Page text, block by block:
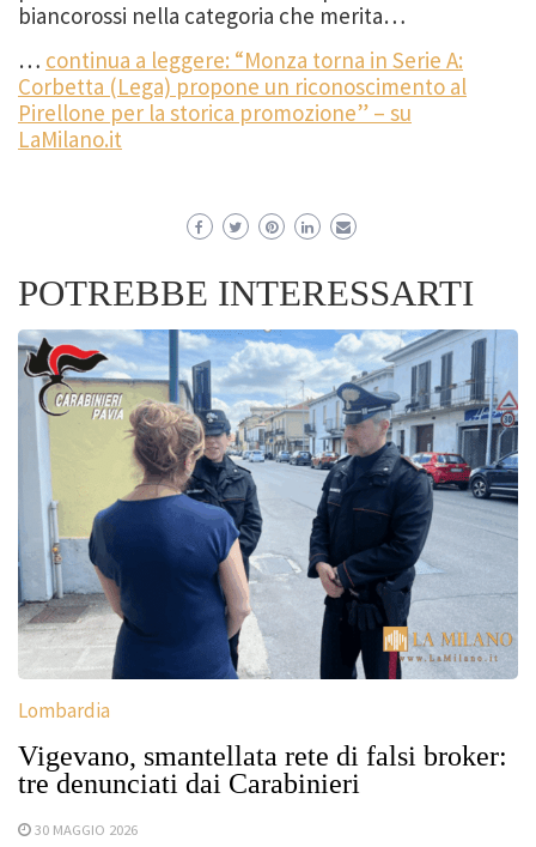
biancorossi nella categoria che merita…
… continua a leggere: “Monza torna in Serie A:
Corbetta (Lega) propone un riconoscimento al
Pirellone per la storica promozione” – su
LaMilano.it
POTREBBE INTERESSARTI
Lombardia
Vigevano, smantellata rete di falsi broker:
tre denunciati dai Carabinieri
30 MAGGIO 2026